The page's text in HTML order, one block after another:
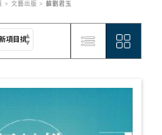
> 文藝出版 > 蘇劉君玉